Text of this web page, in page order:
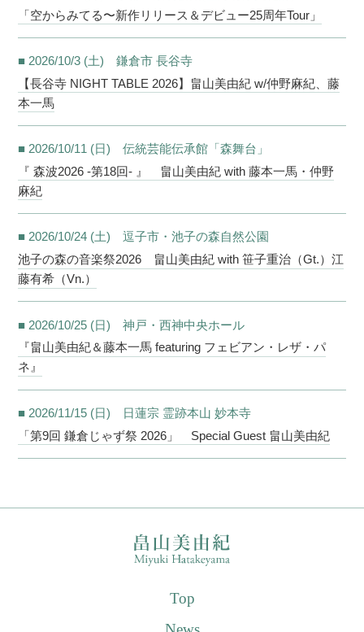
「空からみてる〜新作リリース＆デビュー25周年Tour」
■ 2026/10/3 (土) 鎌倉市 長谷寺
【長谷寺 NIGHT TABLE 2026】畠山美由紀 w/仲野麻紀、藤
本一馬
■ 2026/10/11 (日) 伝統芸能伝承館「森舞台」
『 森波2026 -第18回- 』 畠山美由紀 with 藤本一馬・仲野
麻紀
■ 2026/10/24 (土) 逗子市・池子の森自然公園
池子の森の音楽祭2026 畠山美由紀 with 笹子重治（Gt.）江
藤有希（Vn.）
■ 2026/10/25 (日) 神戸・西神中央ホール
『畠山美由紀＆藤本一馬 featuring フェビアン・レザ・パ
ネ』
■ 2026/11/15 (日) 日蓮宗 霊跡本山 妙本寺
「第9回 鎌倉じゃず祭 2026」 Special Guest 畠山美由紀
Top